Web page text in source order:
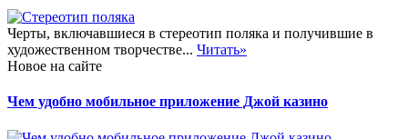
Черты, включавшиеся в стереотип поляка и получившие в
художественном творчестве... Читать»
Новое на сайте
Чем удобно мобильное приложение Джой казино